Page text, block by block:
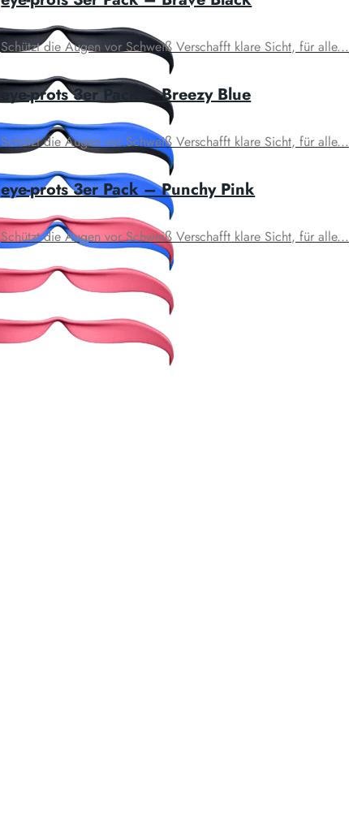
Schützt die Augen vor Schweiß Verschafft klare Sicht, für alle...
eye-prots 3er Pack – Breezy Blue
Schützt die Augen vor Schweiß Verschafft klare Sicht, für alle...
eye-prots 3er Pack – Punchy Pink
Schützt die Augen vor Schweiß Verschafft klare Sicht, für alle...